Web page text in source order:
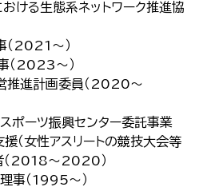
ける生態系ネットワーク推進協
2021～）
（2023～）
進計画委員（2020～
ポーツ振興センター委託事業
援（女性アスリートの競技大会等
（2018～2020）
事（1995～）